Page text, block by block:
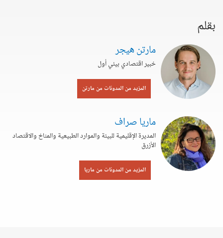
بقلم
مارتن هيجر
خبير اقتصادي بيئي أول
المزيد من المدونات من مارتن
ماريا صراف
المديرة الإقليمية للبيئة والموارد الطبيعية والمناخ والاقتصاد
الأزرق
المزيد من المدونات من ماريا